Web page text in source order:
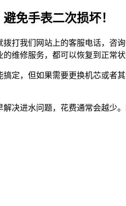
免手表二次损坏！
打我们网站上的客服电话，咨
维修服务，都可以恢复到正常状
定，但如果需要更换机芯或者
决进水问题，花费通常会越少